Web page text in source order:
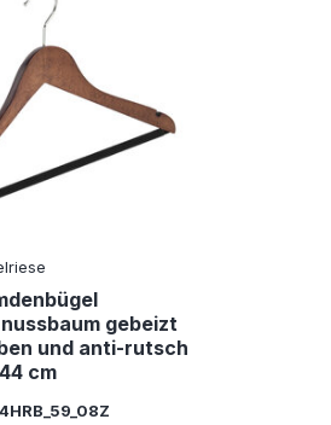
gebeizt
und anti-rutsch
cm